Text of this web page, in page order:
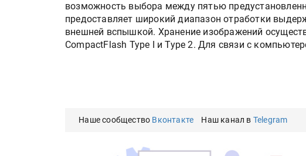
возможность выбора между пятью
предоставляет широкий диапазон отработки
внешней вспышкой. Хранение изображений
CompactFlash Type I и Type 2. Для связи с
Наше сообщество Вконтакте Наш канал в Telegram